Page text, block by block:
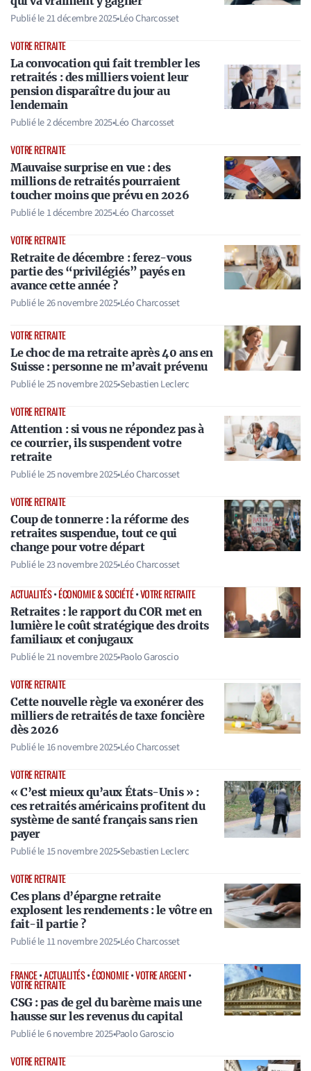
Publié le21 décembre 2025•Léo Charcosset
VOTRE RETRAITE
La convocation qui fait trembler les
retraités : des milliers voient leur
pension disparaître du jour au
lendemain
Publié le2 décembre 2025•Léo Charcosset
VOTRE RETRAITE
Mauvaise surprise en vue : des
millions de retraités pourraient
toucher moins que prévu en 2026
Publié le1 décembre 2025•Léo Charcosset
VOTRE RETRAITE
Retraite de décembre : ferez-vous
partie des “privilégiés” payés en
avance cette année ?
Publié le26 novembre 2025•Léo Charcosset
VOTRE RETRAITE
Le choc de ma retraite après 40 ans en
Suisse : personne ne m’avait prévenu
Publié le25 novembre 2025•Sebastien Leclerc
VOTRE RETRAITE
Attention : si vous ne répondez pas à
ce courrier, ils suspendent votre
retraite
Publié le25 novembre 2025•Léo Charcosset
VOTRE RETRAITE
Coup de tonnerre : la réforme des
retraites suspendue, tout ce qui
change pour votre départ
Publié le23 novembre 2025•Léo Charcosset
ACTUALITÉS•ÉCONOMIE & SOCIÉTÉ•VOTRE RETRAITE
Retraites : le rapport du COR met en
lumière le coût stratégique des droits
familiaux et conjugaux
Publié le21 novembre 2025•Paolo Garoscio
VOTRE RETRAITE
Cette nouvelle règle va exonérer des
milliers de retraités de taxe foncière
dès 2026
Publié le16 novembre 2025•Léo Charcosset
VOTRE RETRAITE
« C’est mieux qu’aux États-Unis » :
ces retraités américains profitent du
système de santé français sans rien
payer
Publié le15 novembre 2025•Sebastien Leclerc
VOTRE RETRAITE
Ces plans d’épargne retraite
explosent les rendements : le vôtre en
fait-il partie ?
Publié le11 novembre 2025•Léo Charcosset
FRANCE•ACTUALITÉS•ÉCONOMIE•VOTRE ARGENT•
VOTRE RETRAITE
CSG : pas de gel du barème mais une
hausse sur les revenus du capital
Publié le6 novembre 2025•Paolo Garoscio
VOTRE RETRAITE